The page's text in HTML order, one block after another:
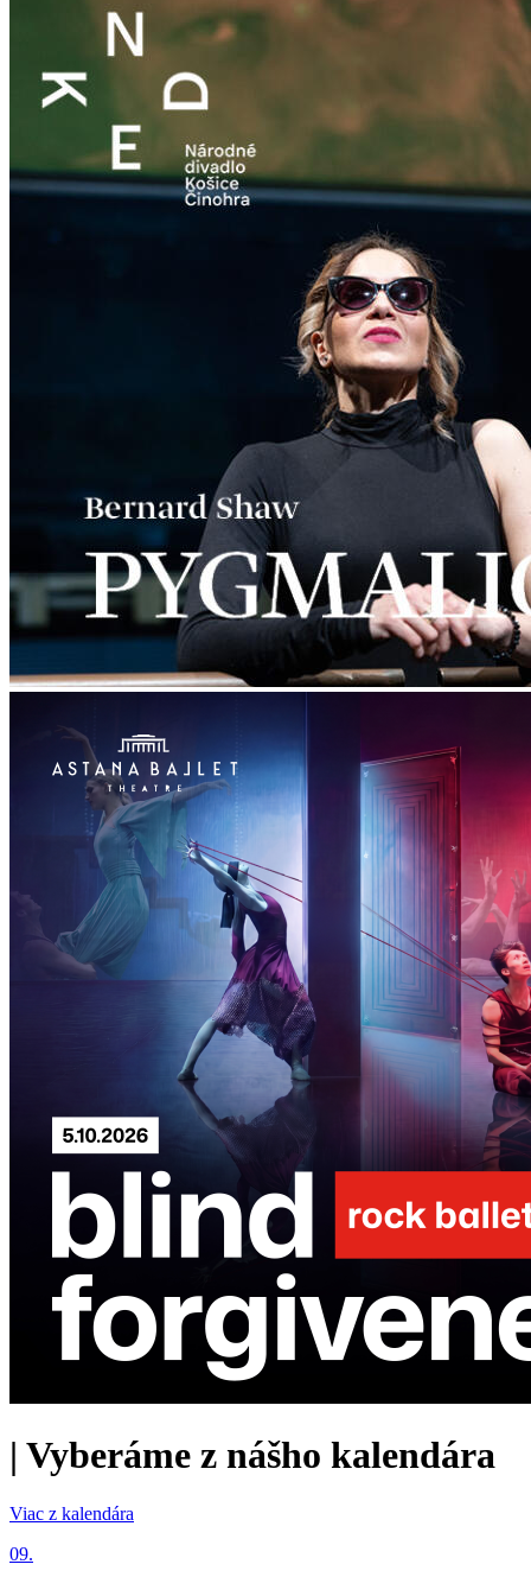
| Vyberáme z nášho kalendára
Viac z kalendára
09.